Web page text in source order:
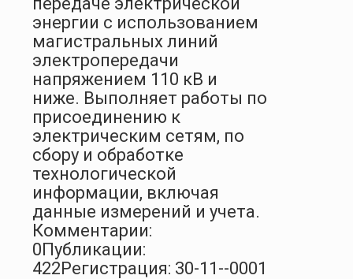
энергии с использованием
магистральных линий
электропередачи
напряжением 110 кВ и
ниже. Выполняет работы по
присоединению к
электрическим сетям, по
сбору и обработке
технологической
информации, включая
данные измерений и учета.
Комментарии:
0Публикации:
422Регистрация: 30-11--0001